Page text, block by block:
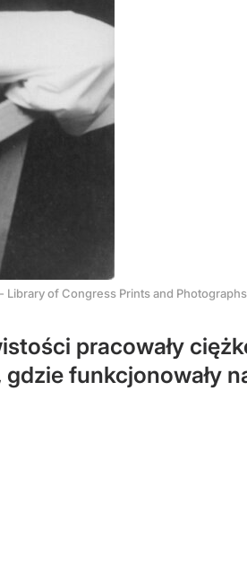
of Congress Prints and
pracowały
funkcjonowały